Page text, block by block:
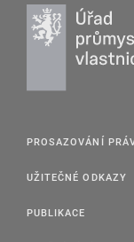
PROSAZOVÁNÍ
UŽITEČNÉ ODKAZY
PUBLIKACE